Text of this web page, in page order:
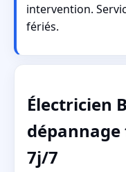
intervention.
fériés.
Électricien
7j/7